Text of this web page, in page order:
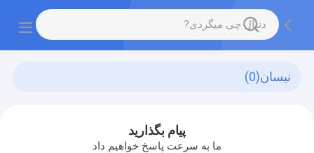
نیسان(0)
پیام بگذارید
ما به سرعت پاسخ خواهیم داد